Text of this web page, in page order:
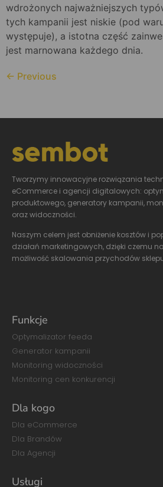
wdrożonych najważniejszych
tych kampanii jest niskie (pod
występuje), a istotna część
jest marnowana każdego dnia.
← Previous
Tworzymy innowacyjne rozwiązania
eCommerce i agencji digitalowych:
produktowego, generatory kampanii,
oraz widoczności.
Naszym celem jest obniżenie kosztów i
działań marketingowych, dzięki czemu
możliwość skalowania przychodów
Funkcje
Optymalizator feeda
Generator kampanii
Monitoring widoczności
Monitoring cen konkurencji
Dla kogo
Dla eCommerce
Dla Brandów
Dla Agencji
Usługi